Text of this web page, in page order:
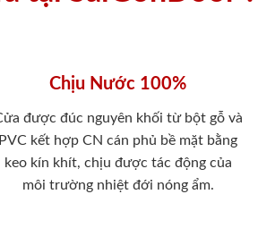
Chịu Nước 100%
được đúc nguyên khối từ bột gỗ và
PVC kết hợp CN cán phủ bề mặt bằng
keo kín khít, chịu được tác động của
môi trường nhiệt đới nóng ẩm.